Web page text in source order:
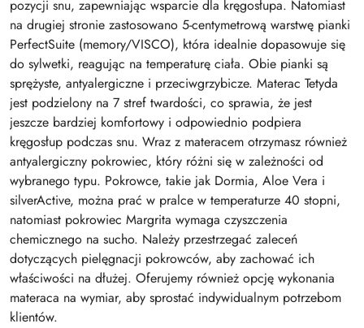
pozycji snu, zapewniając wsparcie dla kręgosłupa. Natomiast
na drugiej stronie zastosowano 5-centymetrową warstwę pianki
PerfectSuite (memory/VISCO), która idealnie dopasowuje się
do sylwetki, reagując na temperaturę ciała. Obie pianki są
sprężyste, antyalergiczne i przeciwgrzybicze. Materac Tetyda
jest podzielony na 7 stref twardości, co sprawia, że jest
jeszcze bardziej komfortowy i odpowiednio podpiera
kręgosłup podczas snu. Wraz z materacem otrzymasz również
antyalergiczny pokrowiec, który różni się w zależności od
wybranego typu. Pokrowce, takie jak Dormia, Aloe Vera i
silverActive, można prać w pralce w temperaturze 40 stopni,
natomiast pokrowiec Margrita wymaga czyszczenia
chemicznego na sucho. Należy przestrzegać zaleceń
dotyczących pielęgnacji pokrowców, aby zachować ich
właściwości na dłużej. Oferujemy również opcję wykonania
materaca na wymiar, aby sprostać indywidualnym potrzebom
klientów.